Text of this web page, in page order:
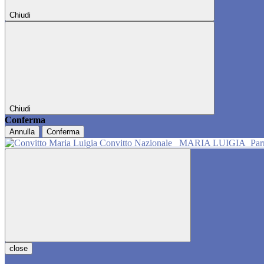
Chiudi
Chiudi
Conferma
Annulla Conferma
Convitto Nazionale MARIA LUIGIA
close